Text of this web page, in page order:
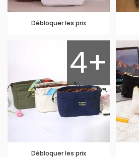
Débloquer les prix
4+
Débloquer les prix